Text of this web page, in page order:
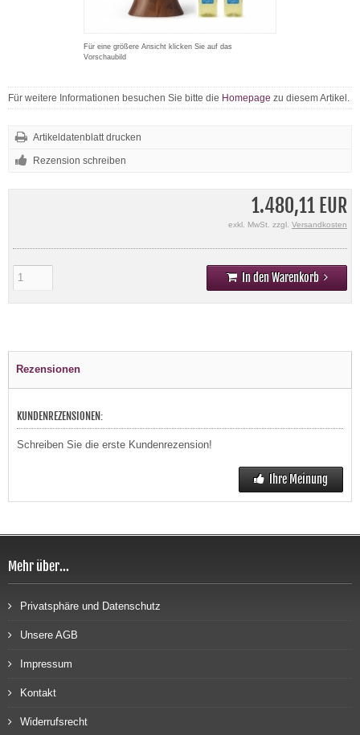
Für eine größere Ansicht klicken Sie auf das
Vorschaubild
Für weitere Informationen besuchen Sie bitte die Homepage zu diesem Artikel.
Artikeldatenblatt drucken
Rezension schreiben
1.480,11 EUR
exkl. MwSt. zzgl. Versandkosten
In den Warenkorb
Rezensionen
KUNDENREZENSIONEN:
Schreiben Sie die erste Kundenrezension!
Ihre Meinung
Mehr über...
Privatsphäre und Datenschutz
Unsere AGB
Impressum
Kontakt
Widerrufsrecht